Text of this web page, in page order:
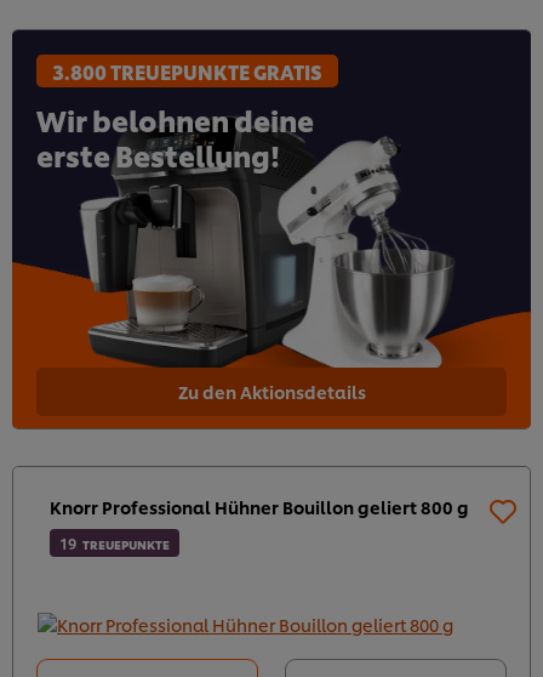
3.800 TREUEPUNKTE GRATIS
Wir belohnen deine
erste Bestellung!
Zu den Aktionsdetails
Knorr Professional Hühner Bouillon geliert 800 g
19 TREUEPUNKTE